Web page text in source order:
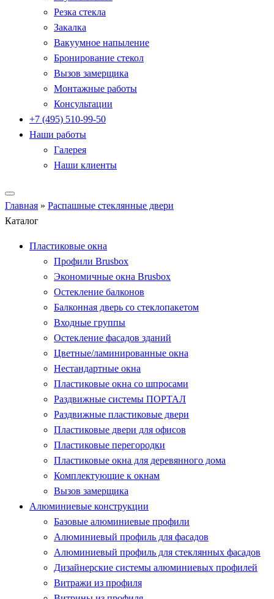
Резка стекла
Закалка
Вакуумное напыление
Бронирование стекол
Вызов замерщика
Монтажные работы
Консультации
+7 (495) 510-99-50
Наши работы
Галерея
Наши клиенты
Главная » Распашные стеклянные двери
Каталог
Пластиковые окна
Профили Brusbox
Экономичные окна Brusbox
Остекление балконов
Балконная дверь со стеклопакетом
Входные группы
Остекление фасадов зданий
Цветные/ламинированные окна
Нестандартные окна
Пластиковые окна со шпросами
Раздвижные системы ПОРТАЛ
Раздвижные пластиковые двери
Пластиковые двери для офисов
Пластиковые перегородки
Пластиковые окна для деревянного дома
Комплектующие к окнам
Вызов замерщика
Алюминиевые конструкции
Базовые алюминиевые профили
Алюминиевый профиль для фасадов
Алюминиевый профиль для стеклянных фасадов
Дизайнерские системы алюминиевых профилей
Витражи из профиля